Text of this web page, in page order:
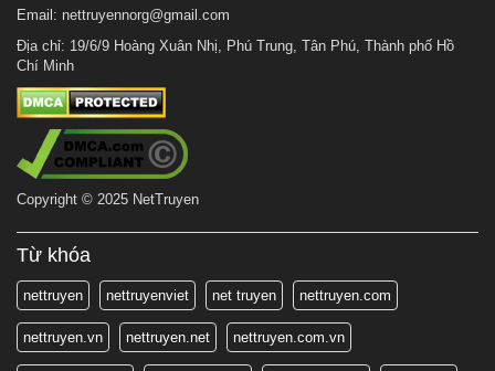
Email: nettruyennorg@gmail.com
Địa chỉ: 19/6/9 Hoàng Xuân Nhị, Phú Trung, Tân Phú, Thành phố Hồ
Chí Minh
Copyright © 2025 NetTruyen
Từ khóa
nettruyen nettruyenviet net truyen nettruyen.com
nettruyen.vn nettruyen.net nettruyen.com.vn